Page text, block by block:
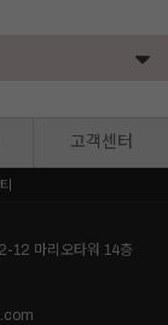
고객센터
12 마리오타워 14층